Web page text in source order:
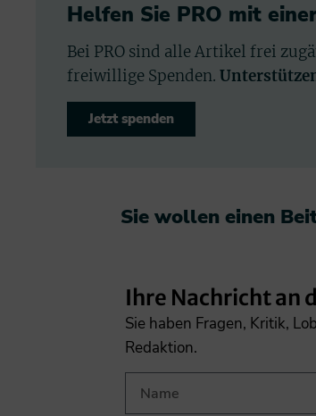
Helfen Sie PRO mit
Bei PRO sind alle Artikel frei
freiwillige Spenden.
Jetzt spenden
Sie wollen einen
Ihre Nachricht an
Sie haben Fragen, Kritik,
Redaktion.